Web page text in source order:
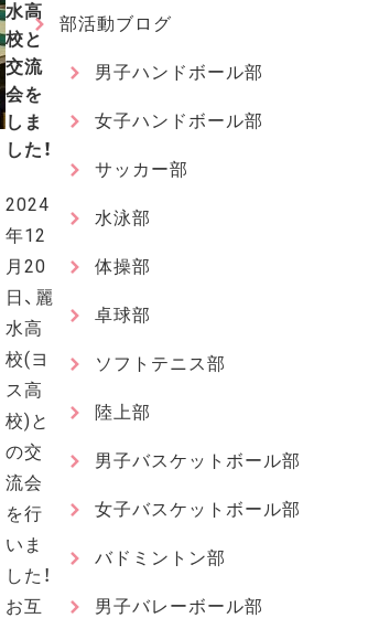
水高
校と
交流
会を
しま
した！
2024
年12
月20
日、麗
水高
校(ヨ
ス高
校)と
の交
流会
を行
いま
した！
お互
部活動ブログ
男子ハンドボール部
女子ハンドボール部
サッカー部
水泳部
体操部
卓球部
ソフトテニス部
陸上部
男子バスケットボール部
女子バスケットボール部
バドミントン部
男子バレーボール部